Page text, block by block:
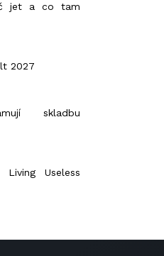
jet a co tam
2027
skladbu
Living Useless